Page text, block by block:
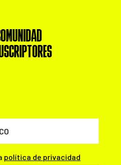
política de privacidad